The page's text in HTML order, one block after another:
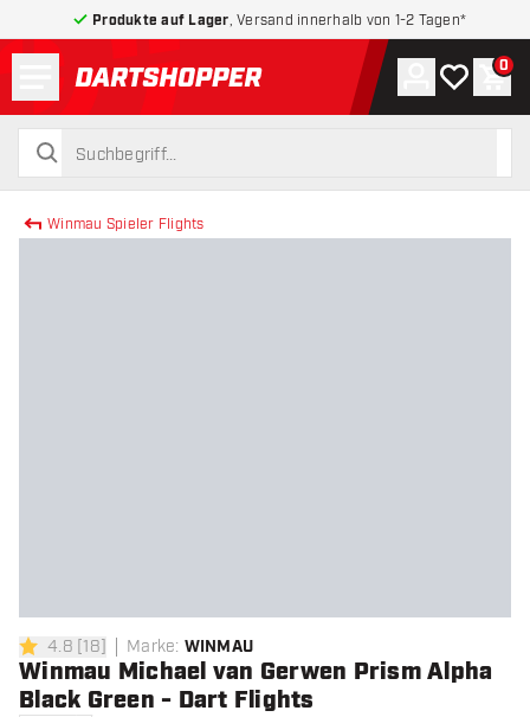
Produkte auf Lager , Versand innerhalb von 1-2 Tagen*
zurück zur Startseite
suchen
suchen
Konto
Meine 0
Winmau Spieler Flights
4.8 Bewertungssterne
4.8 [18] Marke: WINMAU
Winmau Michael van Gerwen Prism Alpha
Black Green - Dart Flights